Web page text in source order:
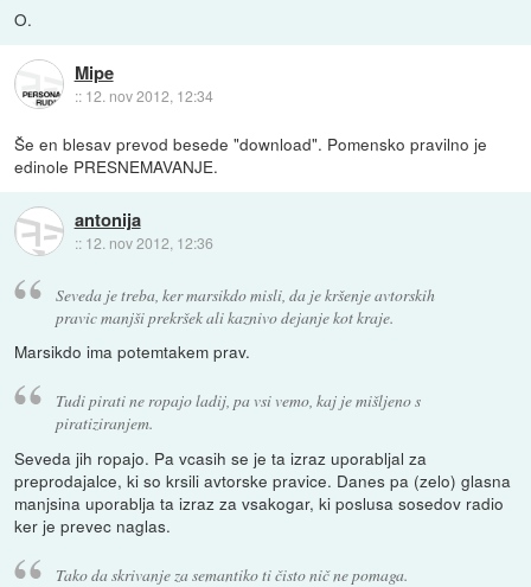
O.
Mipe
:: 12. nov 2012, 12:34
Še en blesav prevod besede "download". Pomensko pravilno je
edinole PRESNEMAVANJE.
antonija
:: 12. nov 2012, 12:36
Seveda je treba, ker marsikdo misli, da je kršenje avtorskih
pravic manjši prekršek ali kaznivo dejanje kot kraje.
Marsikdo ima potemtakem prav.
Tudi pirati ne ropajo ladij, pa vsi vemo, kaj je mišljeno s
piratiziranjem.
Seveda jih ropajo. Pa vcasih se je ta izraz uporabljal za
preprodajalce, ki so krsili avtorske pravice. Danes pa (zelo) glasna
manjsina uporablja ta izraz za vsakogar, ki poslusa sosedov radio
ker je prevec naglas.
Tako da skrivanje za semantiko ti čisto nič ne pomaga.